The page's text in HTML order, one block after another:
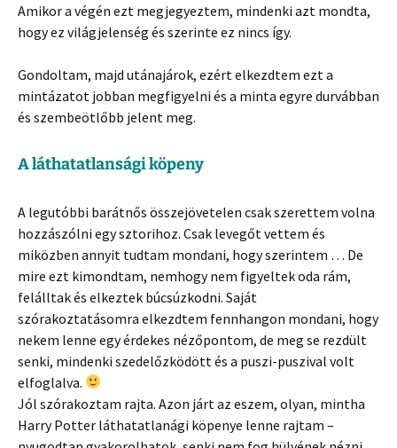
Amikor a végén ezt megjegyeztem, mindenki azt mondta,
hogy ez világjelenség és szerinte ez nincs így.
Gondoltam, majd utánajárok, ezért elkezdtem ezt a
mintázatot jobban megfigyelni és a minta egyre durvábban
és szembeötlőbb jelent meg.
A láthatatlansági köpeny
A legutóbbi barátnős összejövetelen csak szerettem volna
hozzászólni egy sztorihoz. Csak levegőt vettem és
miközben annyit tudtam mondani, hogy szerintem … De
mire ezt kimondtam, nemhogy nem figyeltek oda rám,
felálltak és elkeztek búcsúzkodni. Saját
szórakoztatásomra elkezdtem fennhangon mondani, hogy
nekem lenne egy érdekes nézőpontom, de meg se rezdült
senki, mindenki szedelőzködött és a puszi-puszival volt
elfoglalva.
Jól szórakoztam rajta. Azon járt az eszem, olyan, mintha
Harry Potter láthatatlanági köpenye lenne rajtam –